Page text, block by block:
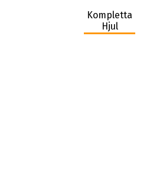
Kompletta
Hjul